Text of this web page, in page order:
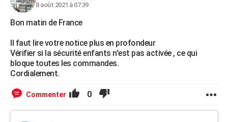
S'inscrire
Se connecter
Lycées
Collèges
Primaires
Universités
Entreprises
Service militaire
Avis de recherche
Bricolage
Lifestyle
Culture
Sport
Auto
Television
Voyage
Cinema
8 août 2021 à 07:39
Bon matin de France
Il faut lire votre notice plus en profondeur
Vérifier si la sécurité enfants n'est pas activée , ce qui
bloque toutes les commandes.
Cordialement.
Commenter 0